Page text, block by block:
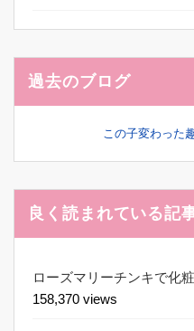
過去のブログ
この子変わった
良く読まれている記
ローズマリーチンキで化
158,370 views